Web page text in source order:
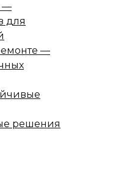
—
для
—
решения